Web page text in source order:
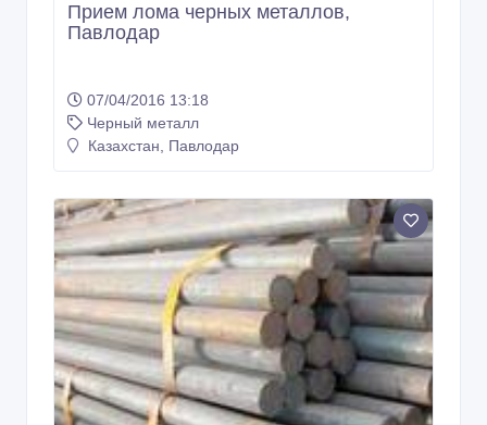
Прием лома черных металлов,
Павлодар
07/04/2016 13:18
Черный металл
Казахстан, Павлодар